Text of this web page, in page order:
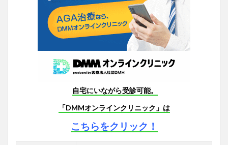
自宅にいながら受診可能。
「DMMオンラインクリニック」は
こちらをクリック！